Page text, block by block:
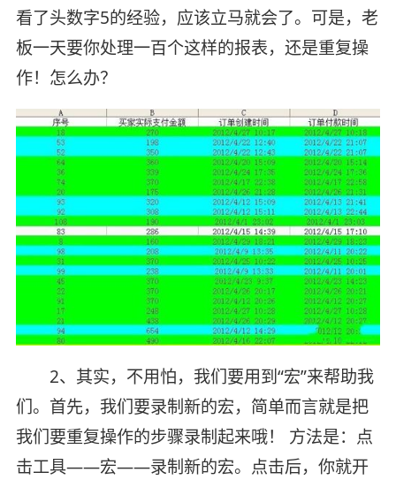
看了头数字5的经验，应该立马就会了。可是，老
板一天要你处理一百个这样的报表，还是重复操
作！怎么办？
2、其实，不用怕，我们要用到“宏”来帮助我
们。首先，我们要录制新的宏，简单而言就是把
我们要重复操作的步骤录制起来哦！ 方法是：点
击工具——宏——录制新的宏。点击后，你就开